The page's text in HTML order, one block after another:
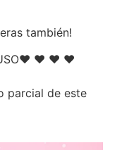
también!
USO♥ ♥ ♥ ♥
parcial de este